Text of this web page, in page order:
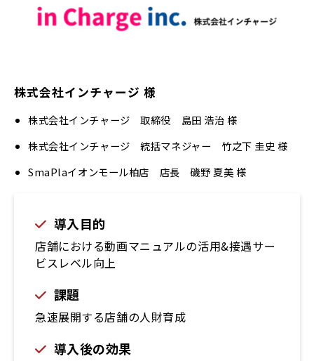
株式会社インチャージ 様
株式会社インチャージ 取締役 島田 浩治 様
株式会社インチャージ 統括マネジャー 竹之下 圭史 様
SmaPlaイオンモール柏店 店長 磯野 夏美 様
導入目的
店舗における動画マニュアルの活用&接遇サー
ビスレベル向上
課題
急速展開する店舗の人財育成
導入後の効果